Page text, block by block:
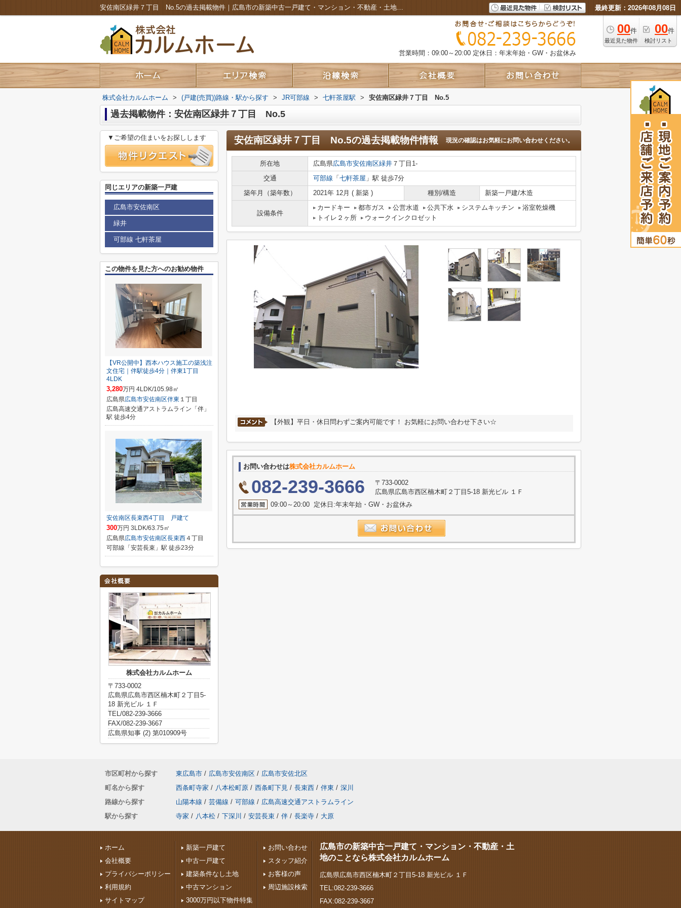
安佐南区緑井７丁目 No.5の過去掲載物件｜広島市の新築中古一戸建て・マンション・不動産・土地のことなら株式会社カルムホーム 最終更新：2026年08月08日
00件
最近見た物件
00件
検討リスト
営業時間：09:00～20:00 定休日：年末年始・GW・お盆休み
株式会社カルムホーム > (戸建(売買))路線・駅から探す > JR可部線 > 七軒茶屋駅 > 安佐南区緑井７丁目 No.5
過去掲載物件：安佐南区緑井７丁目 No.5
安佐南区緑井７丁目 No.5の過去掲載物件情報 現況の確認はお気軽にお問い合わせください。
所在地 広島県広島市安佐南区緑井 ７丁目1-
交通
可部線 「 七軒茶屋 」駅 徒歩7分
築年月（築年数）
2021年 12月 ( 新築 ) 種別/構造 新築一戸建/木造
設備条件
カードキー 都市ガス 公営水道 公共下水 システムキッチン
浴室乾燥機
トイレ２ヶ所
ウォークインクロゼット
【外観】平日・休日問わずご案内可能です！ お気軽にお問い合わせ下さい☆
お問い合わせは株式会社カルムホーム
082-239-3666
〒733-0002
広島県広島市西区楠木町２丁目5-18 新光ビル １Ｆ
09:00～20:00 定休日:年末年始・GW・お盆休み
▼ご希望の住まいをお探しします
同じエリアの新築一戸建
広島市安佐南区
緑井
可部線 七軒茶屋
この物件を見た方へのお勧め物件
【VR公開中】西本ハウス施工の築浅注
文住宅｜伴駅徒歩4分｜伴東1丁目
4LDK
3,280万円 4LDK/105.98㎡
広島県広島市安佐南区伴東 １丁目
広島高速交通アストラムライン「伴」
駅 徒歩4分
安佐南区長束西4丁目 戸建て
300万円 3LDK/63.75㎡
広島県広島市安佐南区長束西４丁目
可部線「安芸長束」駅 徒歩23分
株式会社カルムホーム
〒733-0002
広島県広島市西区楠木町２丁目5-
18 新光ビル １Ｆ
TEL/082-239-3666
FAX/082-239-3667
広島県知事 (2) 第010909号
市区町村から探す 東広島市 / 広島市安佐南区 / 広島市安佐北区
町名から探す
西条町寺家 / 八本松町原 / 西条町下見 / 長束西 / 伴東 / 深川
路線から探す
山陽本線 / 芸備線 / 可部線 / 広島高速交通アストラムライン
駅から探す
寺家 / 八本松 / 下深川 / 安芸長束 / 伴 / 長楽寺 / 大原
ホーム
会社概要
プライバシーポリシー
利用規約
サイトマップ
新築一戸建て
中古一戸建て
建築条件なし土地
中古マンション
3000万円以下物件特集
お問い合わせ
スタッフ紹介
お客様の声
周辺施設検索
広島市の新築中古一戸建て・マンション・不動産・土
地のことなら株式会社カルムホーム
広島県広島市西区楠木町２丁目5-18 新光ビル １Ｆ
TEL:082-239-3666
FAX:082-239-3667